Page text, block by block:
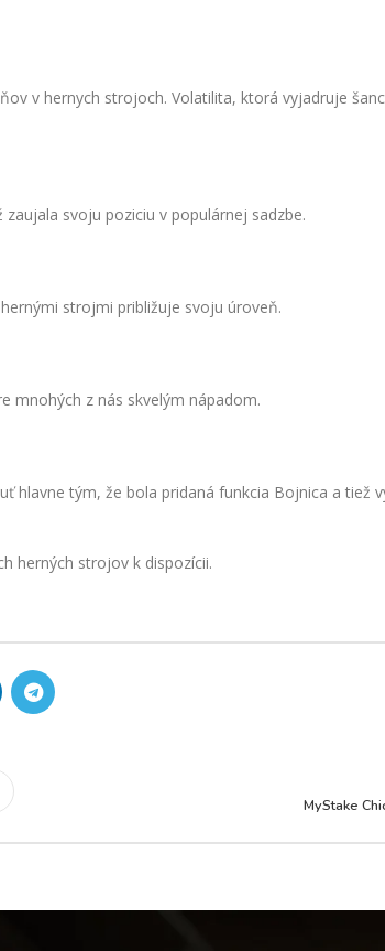
v hernych strojoch. Volatilita, ktorá vyjadruje
svoju poziciu v populárnej sadzbe.
strojmi približuje svoju úroveň.
mnohých z nás skvelým nápadom.
tým, že bola pridaná funkcia Bojnica a tiež
herných strojov k dispozícii.
MyStake